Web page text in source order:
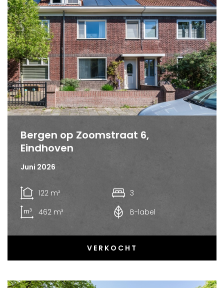
Bergen op Zoomstraat 6,
Eindhoven
Juni 2026
122 m²
3
462 m³
B-label
VERKOCHT